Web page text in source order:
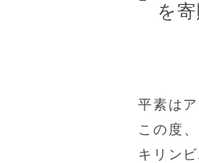
を
平素は
この度
キリン